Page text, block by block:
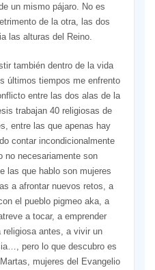
un mismo pájaro. No es
de la otra, las dos
las alturas del Reino.
también dentro de la vida
últimos tiempos me enfrento
entre las dos alas de la
trabajan 40 religiosas de
entre las que apenas hay
contar incondicionalmente
no necesariamente son
las que hablo son mujeres
a afrontar nuevos retos, a
el pueblo pigmeo aka, a
a tocar, a emprender
religiosa antes, a vivir un
pero lo que descubro es
mujeres del Evangelio